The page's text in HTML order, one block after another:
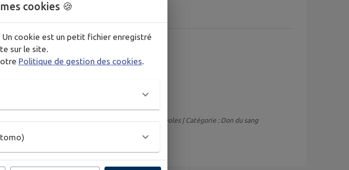
Don du sang
Salle polyvalente de Folgensbourg
Par : Union Frontalière des Donneurs de Sang Bénévoles | Catégorie : Don du sang
cookies 🍪
cookie est un petit fichier enregistré
sur le site.
Politique de gestion des cookies.